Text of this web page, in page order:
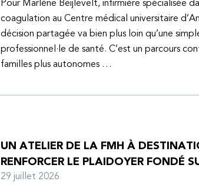
Pour Marlène Beijlevelt, infirmière spécialisée
coagulation au Centre médical universitaire
décision partagée va bien plus loin qu’une
professionnel·le de santé. C’est un parcours
familles plus autonomes …
UN ATELIER DE LA FMH À
RENFORCER LE PLAIDOYER FONDÉ
29 juillet 2026